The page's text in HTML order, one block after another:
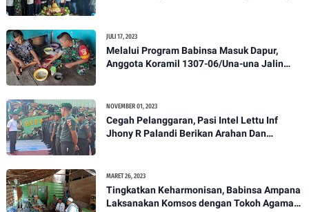
JULI 17, 2023
Melalui Program Babinsa Masuk Dapur,
Anggota Koramil 1307-06/Una-una Jalin
NOVEMBER 01, 2023
Cegah Pelanggaran, Pasi Intel Lettu Inf
Jhony R Palandi Berikan Arahan Dan
MARET 26, 2023
Tingkatkan Keharmonisan, Babinsa Ampana
Laksanakan Komsos dengan Tokoh Agama